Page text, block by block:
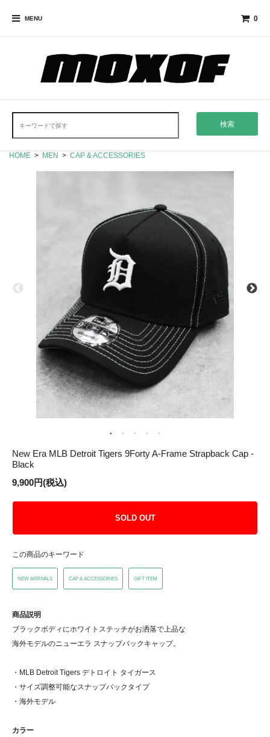
MENU 0
検索
HOME > MEN > CAP & ACCESSORIES
New Era MLB Detroit Tigers 9Forty A-Frame Strapback Cap -
Black
9,900円(税込)
SOLD OUT
この商品のキーワード
NEW ARRIVALS CAP & ACCESSORIES GIFT ITEM
商品説明
ブラックボディにホワイトステッチがお洒落で上品な
海外モデルのニューエラ スナップバックキャップ。
・MLB Detroit Tigers デトロイト タイガース
・サイズ調整可能なスナップバックタイプ
・海外モデル
カラー